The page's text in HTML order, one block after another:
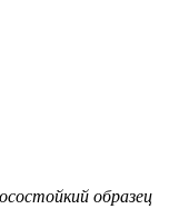
образец